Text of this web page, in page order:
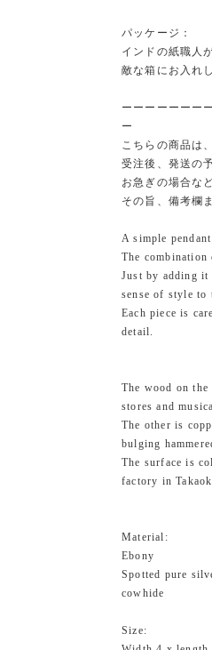
パッケージ：
インドの紙職人
敵な箱にお入れ
ーーーーーーー
ー
こちらの商品は
受注後、発送の
お急ぎの場合な
その旨、備考欄
A simple
The combination
Just by adding
sense of style to
Each piece is
detail.
The wood on
stores and
The other is
bulging
The surface is
factory in
Material:
Ebony
Spotted pure
cowhide
Size: